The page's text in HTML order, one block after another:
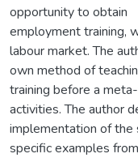
opportunity to obtain
employment training,
labour market. The
own method of
training before a
activities. The author
implementation of the
specific examples